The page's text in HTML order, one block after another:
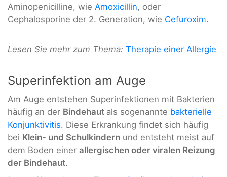
Aminopenicilline, wie Amoxicillin, oder
Cephalosporine der 2. Generation, wie Cefuroxim.
Lesen Sie mehr zum Thema: Therapie einer Allergie
Superinfektion am Auge
Am Auge entstehen Superinfektionen mit Bakterien
häufig an der Bindehaut als sogenannte bakterielle
Konjunktivitis. Diese Erkrankung findet sich häufig
bei Klein- und Schulkindern und entsteht meist auf
dem Boden einer allergischen oder viralen Reizung
der Bindehaut.